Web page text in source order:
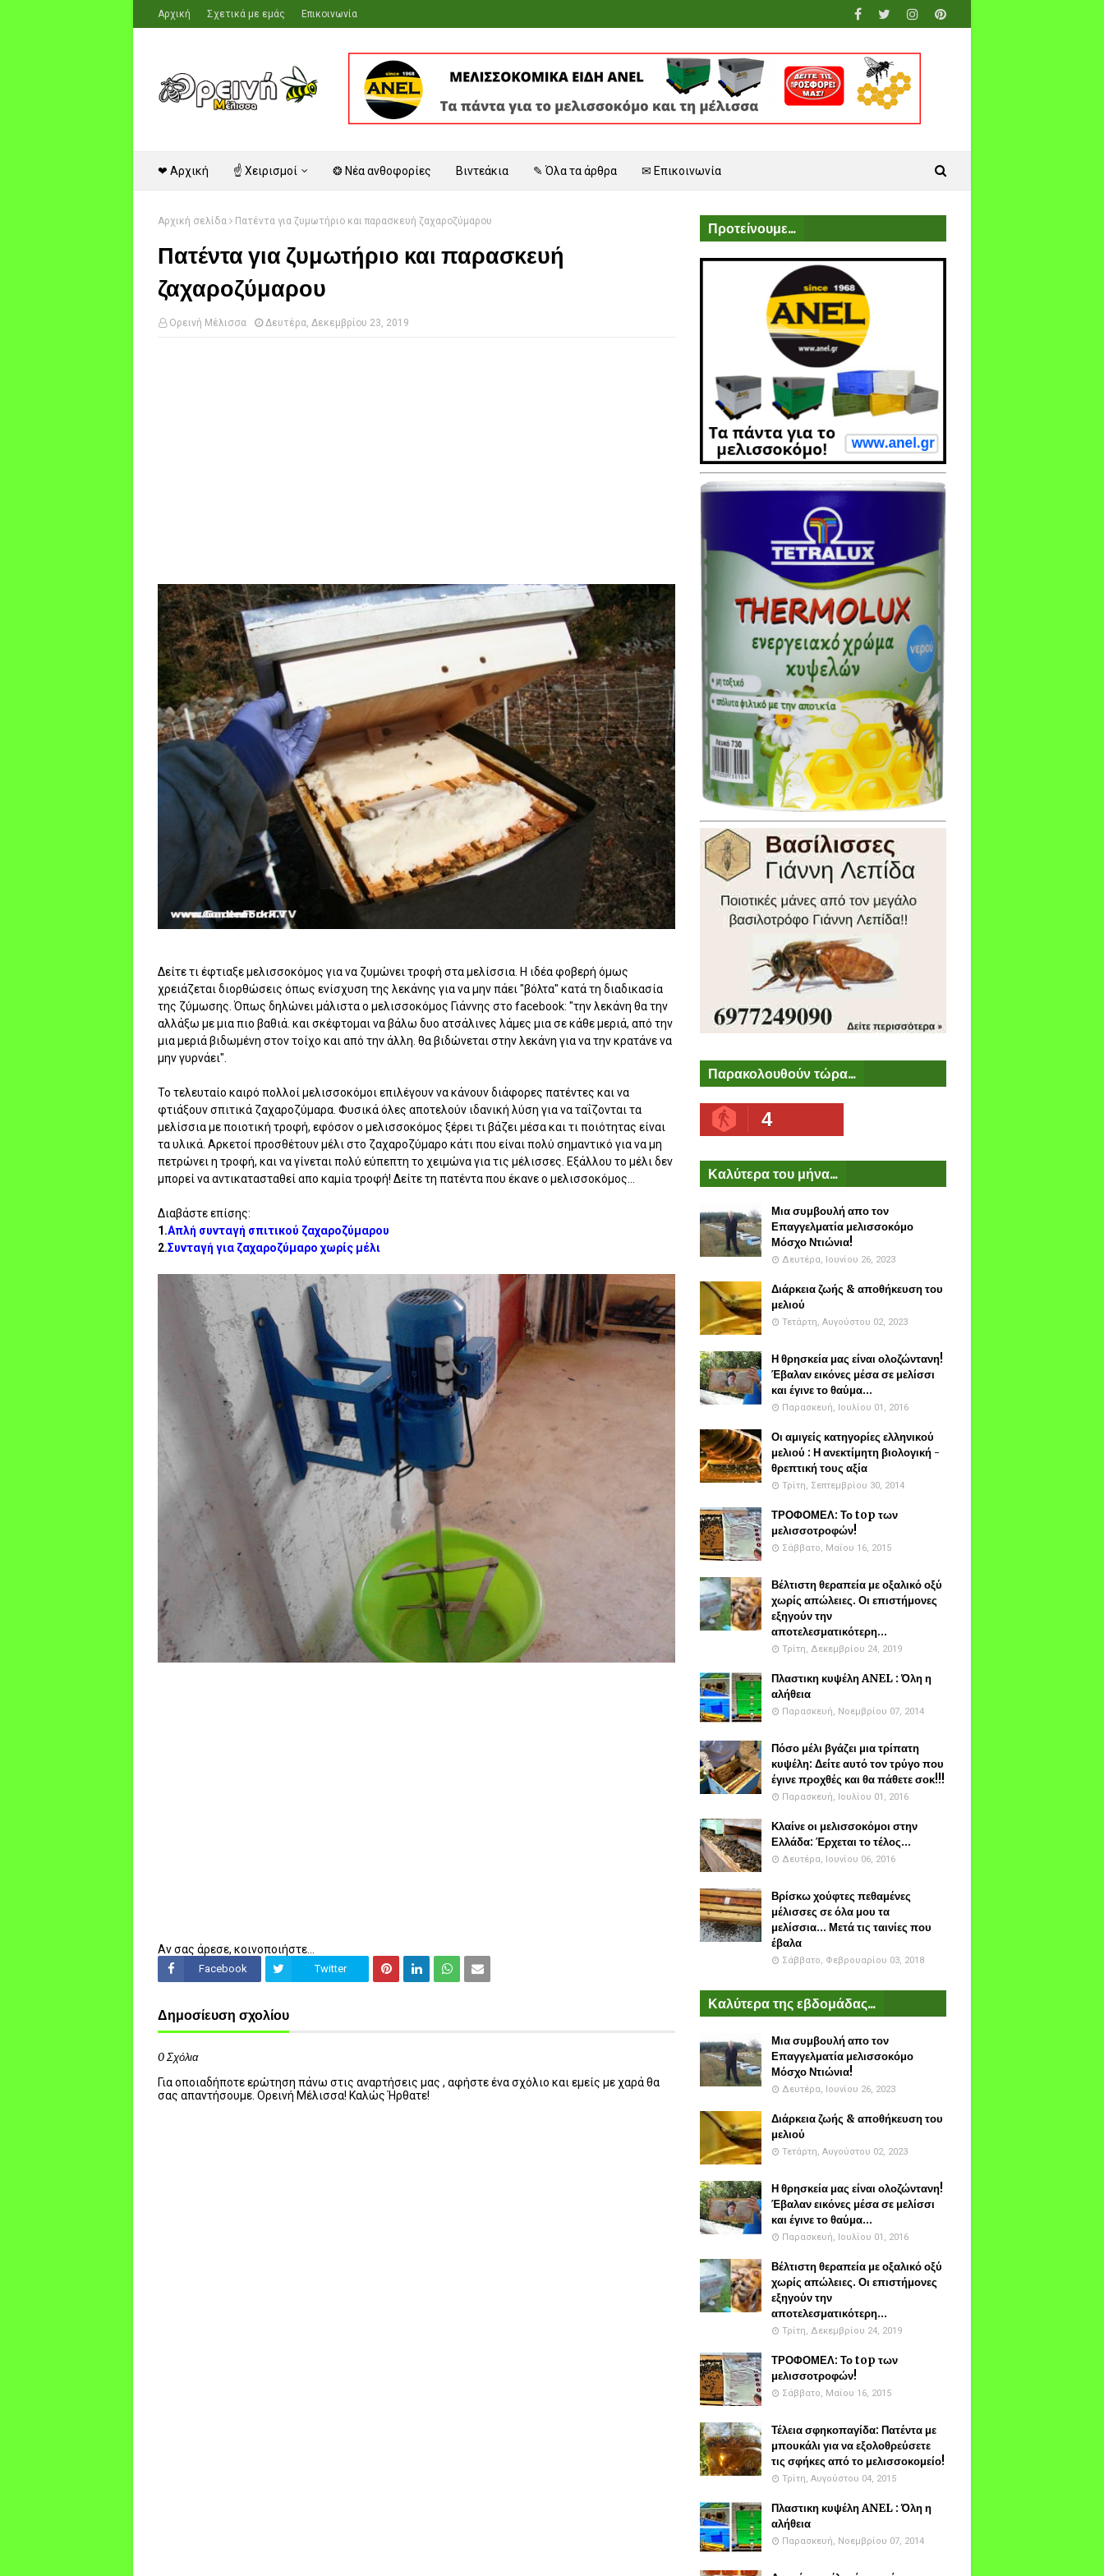
Αρχική Σχετικά με εμάς Επικοινωνία
❤ Αρχική ☝ Χειρισμοί ❂ Νέα ανθοφορίες Βιντεάκια ✎ Όλα τα άρθρα ✉ Επικοινωνία
Αρχική σελίδα Πατέντα για ζυμωτήριο και παρασκευή ζαχαροζύμαρου
Πατέντα για ζυμωτήριο και παρασκευή
ζαχαροζύμαρου
Ορεινή Μέλισσα Δευτέρα, Δεκεμβρίου 23, 2019
Δείτε τι έφτιαξε μελισσοκόμος για να ζυμώνει τροφή στα μελίσσια. Η ιδέα φοβερή όμως
χρειάζεται διορθώσεις όπως ενίσχυση της λεκάνης για να μην πάει "βόλτα" κατά τη διαδικασία
της ζύμωσης. Όπως δηλώνει μάλιστα ο μελισσοκόμος Γιάννης στο facebook: "την λεκάνη θα την
αλλάξω με μια πιο βαθιά. και σκέφτομαι να βάλω δυο ατσάλινες λάμες μια σε κάθε μεριά, από την
μια μεριά βιδωμένη στον τοίχο και από την άλλη. θα βιδώνεται στην λεκάνη για να την κρατάνε να
μην γυρνάει".
Το τελευταίο καιρό πολλοί μελισσοκόμοι επιλέγουν να κάνουν διάφορες πατέντες και να
φτιάξουν σπιτικά ζαχαροζύμαρα. Φυσικά όλες αποτελούν ιδανική λύση για να ταΐζονται τα
μελίσσια με ποιοτική τροφή, εφόσον ο μελισσοκόμος ξέρει τι βάζει μέσα και τι ποιότητας είναι
τα υλικά. Αρκετοί προσθέτουν μέλι στο ζαχαροζύμαρο κάτι που είναι πολύ σημαντικό για να μη
πετρώνει η τροφή, και να γίνεται πολύ εύπεπτη το χειμώνα για τις μέλισσες. Εξάλλου το μέλι δεν
μπορεί να αντικατασταθεί απο καμία τροφή! Δείτε τη πατέντα που έκανε ο μελισσοκόμος...
Διαβάστε επίσης:
1.Απλή συνταγή σπιτικού ζαχαροζύμαρου
2.Συνταγή για ζαχαροζύμαρο χωρίς μέλι
Αν σας άρεσε, κοινοποιήστε...
Facebook Twitter
Δημοσίευση σχολίου
0 Σχόλια
Για οποιαδήποτε ερώτηση πάνω στις αναρτήσεις μας , αφήστε ένα σχόλιο και εμείς με χαρά θα
σας απαντήσουμε. Ορεινή Μέλισσα! Καλώς Ήρθατε!
Προτείνουμε...
Παρακολουθούν τώρα...
4
Καλύτερα του μήνα...
Μια συμβουλή απο τον
Επαγγελματία μελισσοκόμο
Μόσχο Ντιώνια!
Δευτέρα, Ιουνίου 26, 2023
Διάρκεια ζωής & αποθήκευση του
μελιού
Τετάρτη, Αυγούστου 02, 2023
Η θρησκεία μας είναι ολοζώντανη!
Έβαλαν εικόνες μέσα σε μελίσσι
και έγινε το θαύμα...
Παρασκευή, Ιουλίου 01, 2016
Οι αμιγείς κατηγορίες ελληνικού
μελιού : Η ανεκτίμητη βιολογική -
θρεπτική τους αξία
Τρίτη, Σεπτεμβρίου 30, 2014
ΤΡΟΦΟΜΕΛ: Το top των
μελισσοτροφών!
Σάββατο, Μαΐου 16, 2015
Βέλτιστη θεραπεία με οξαλικό οξύ
χωρίς απώλειες. Οι επιστήμονες
εξηγούν την
αποτελεσματικότερη...
Τρίτη, Δεκεμβρίου 24, 2019
Πλαστικη κυψέλη ANEL : Όλη η
αλήθεια
Παρασκευή, Νοεμβρίου 07, 2014
Πόσο μέλι βγάζει μια τρίπατη
κυψέλη: Δείτε αυτό τον τρύγο που
έγινε προχθές και θα πάθετε σοκ!!!
Παρασκευή, Ιουλίου 01, 2016
Κλαίνε οι μελισσοκόμοι στην
Ελλάδα: Έρχεται το τέλος...
Δευτέρα, Ιουνίου 06, 2016
Βρίσκω χούφτες πεθαμένες
μέλισσες σε όλα μου τα
μελίσσια... Μετά τις ταινίες που
έβαλα
Σάββατο, Φεβρουαρίου 03, 2018
Καλύτερα της εβδομάδας...
Μια συμβουλή απο τον
Επαγγελματία μελισσοκόμο
Μόσχο Ντιώνια!
Δευτέρα, Ιουνίου 26, 2023
Διάρκεια ζωής & αποθήκευση του
μελιού
Τετάρτη, Αυγούστου 02, 2023
Η θρησκεία μας είναι ολοζώντανη!
Έβαλαν εικόνες μέσα σε μελίσσι
και έγινε το θαύμα...
Παρασκευή, Ιουλίου 01, 2016
Βέλτιστη θεραπεία με οξαλικό οξύ
χωρίς απώλειες. Οι επιστήμονες
εξηγούν την
αποτελεσματικότερη...
Τρίτη, Δεκεμβρίου 24, 2019
ΤΡΟΦΟΜΕΛ: Το top των
μελισσοτροφών!
Σάββατο, Μαΐου 16, 2015
Τέλεια σφηκοπαγίδα: Πατέντα με
μπουκάλι για να εξολοθρεύσετε
τις σφήκες από το μελισσοκομείο!
Τρίτη, Αυγούστου 04, 2015
Πλαστικη κυψέλη ANEL : Όλη η
αλήθεια
Παρασκευή, Νοεμβρίου 07, 2014